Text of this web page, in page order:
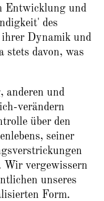
Entwicklung und
des
ihrer Dynamik und
stets davon, was
anderen und
verändern
über den
seiner
Wir vergewissern
unseres
Form.